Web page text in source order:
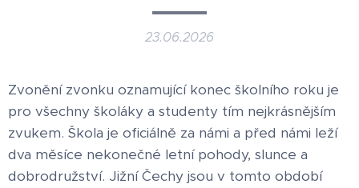
23.06.2026
Zvonění zvonku oznamující konec školního roku je
pro všechny školáky a studenty tím nejkrásnějším
zvukem. Škola je oficiálně za námi a před námi leží
dva měsíce nekonečné letní pohody, slunce a
dobrodružství. Jižní Čechy jsou v tomto období